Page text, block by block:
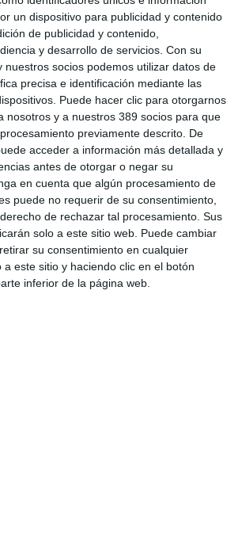
un dispositivo para publicidad y contenido
de publicidad y contenido,
y desarrollo de servicios. Con su
nuestros socios podemos utilizar datos de
precisa e identificación mediante las
Puede hacer clic para otorgarnos
nosotros y a nuestros 389 socios para que
previamente descrito. De
acceder a información más detallada y
antes de otorgar o negar su
en cuenta que algún procesamiento de
puede no requerir de su consentimiento,
de rechazar tal procesamiento. Sus
solo a este sitio web. Puede cambiar
su consentimiento en cualquier
a este sitio y haciendo clic en el botón
inferior de la página web.
no podemos ser ajenos a lo que nos
referimos al mar, debemos ser
el ecosistema que conforma la industria
hablar exclusivamente de barcos, como
operadores logísticos, empresas de
Maquieira. "Por eso, en Suevia
riesgos y responsabilidades de cada uno
para proponer programas de seguros
y a su situación concreta", añadió.
y GRATIS noticias como
la IA en el seguro: qué funciona ya y qué sigue